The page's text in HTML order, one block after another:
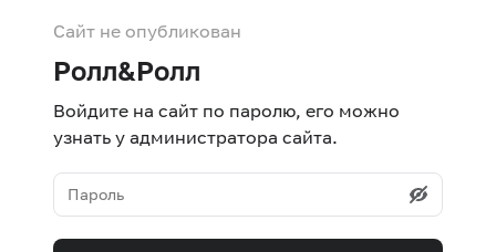
Сайт не опубликован
Ролл&Ролл
Войдите на сайт по паролю, его можно
узнать у администратора сайта.